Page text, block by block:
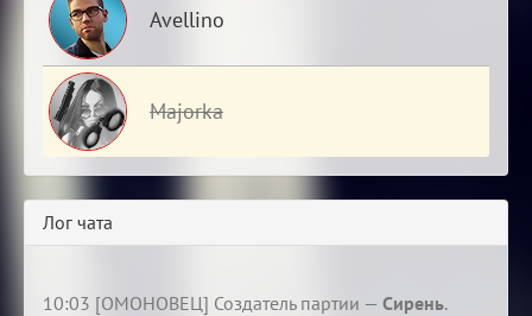
Avellino
Majorka
Лог чата
10:03 [ОМОНОВЕЦ] Создатель партии — Сирень.